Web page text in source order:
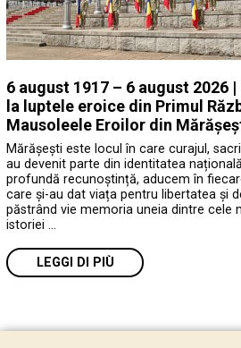
6 august 1917 – 6 august 2026
la luptele eroice din Primul
Mausoleele Eroilor din
Mărășești este locul în care curajul,
au devenit parte din identitatea
profundă recunoștință, aducem în
care și-au dat viața pentru libertatea și
păstrând vie memoria uneia dintre cele
istoriei …
LEGGI DI PIÙ